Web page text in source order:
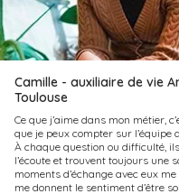
Camille - auxiliaire de vie
Toulouse
Ce que j’aime dans mon métier,
que je peux compter sur l’équipe
À chaque question ou difficulté,
l’écoute et trouvent toujours une
moments d’échange avec eux
me donnent le sentiment d’être